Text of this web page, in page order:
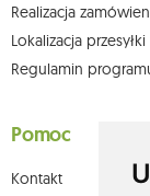
Realizacja
Lokalizacja przesyłki
Regulamin
Pomoc
Kontakt